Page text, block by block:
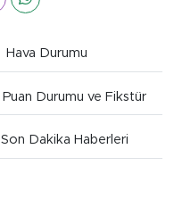
Hava Durumu
Puan Durumu ve Fikstür
Son Dakika Haberleri